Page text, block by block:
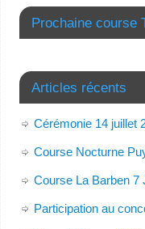
Prochaine course
Articles récents
Cérémonie 14 juillet
Course Nocturne
Course La Barben 7
Participation au